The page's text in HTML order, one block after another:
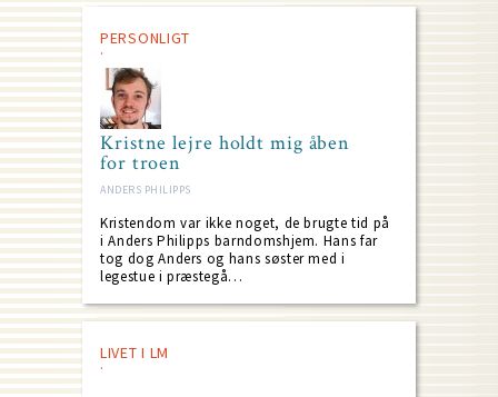
PERSONLIGT
Kristne lejre holdt mig åben
for troen
ANDERS PHILIPPS
Kristendom var ikke noget, de brugte tid på
i Anders Philipps barndomshjem. Hans far
tog dog Anders og hans søster med i
legestue i præstegå…
LIVET I LM